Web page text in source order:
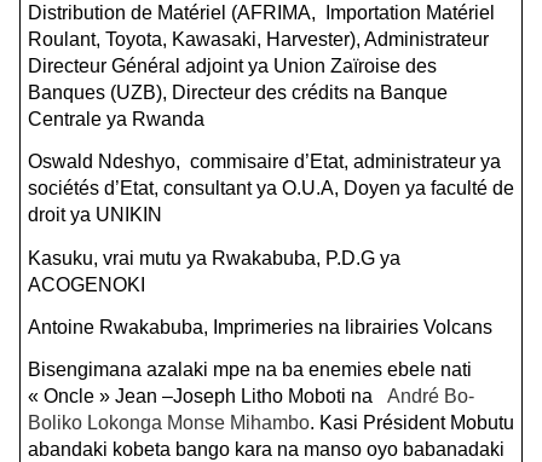
Distribution de Matériel (AFRIMA, Importation Matériel
Roulant, Toyota, Kawasaki, Harvester), Administrateur
Directeur Général adjoint ya Union Zaïroise des
Banques (UZB), Directeur des crédits na Banque
Centrale ya Rwanda
Oswald Ndeshyo, commisaire d’Etat, administrateur ya
sociétés d’Etat, consultant ya O.U.A, Doyen ya faculté de
droit ya UNIKIN
Kasuku, vrai mutu ya Rwakabuba, P.D.G ya
ACOGENOKI
Antoine Rwakabuba, Imprimeries na librairies Volcans
Bisengimana azalaki mpe na ba enemies ebele nati
« Oncle » Jean –Joseph Litho Moboti na André Bo-
Boliko Lokonga Monse Mihambo. Kasi Président Mobutu
abandaki kobeta bango kara na manso oyo babanadaki